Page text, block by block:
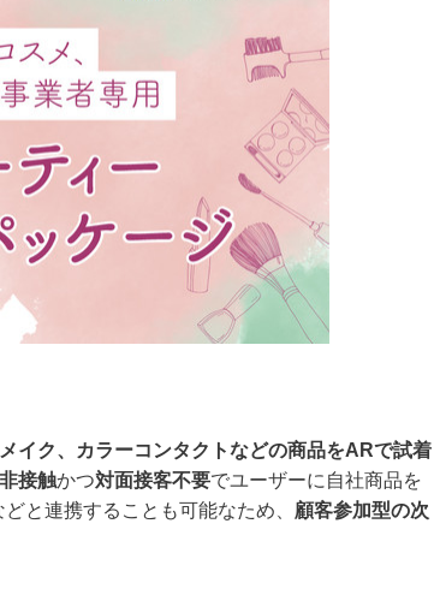
イク、カラーコンタクトなどの商品をARで試着
非接触かつ対面接客不要でユーザーに自社商品を
と連携することも可能なため、 顧客参加型の次